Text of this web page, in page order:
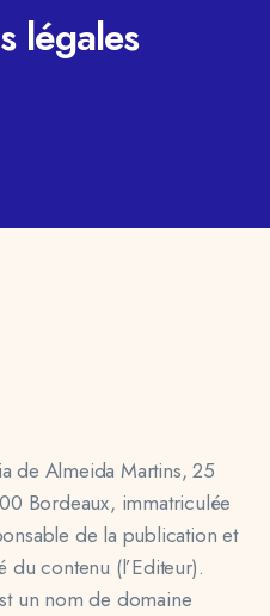
légales
de Almeida Martins, 25
Bordeaux, immatriculée
de la publication et
du contenu (l’Editeur).
un nom de domaine